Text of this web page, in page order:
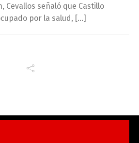
Cevallos señaló que Castillo
por la salud, […]